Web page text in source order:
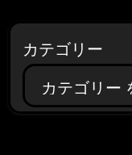
カテゴリー